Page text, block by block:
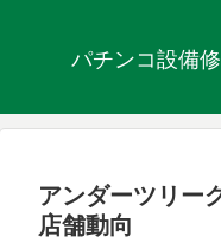
パチンコ設備
アンダーツリー
店舗動向